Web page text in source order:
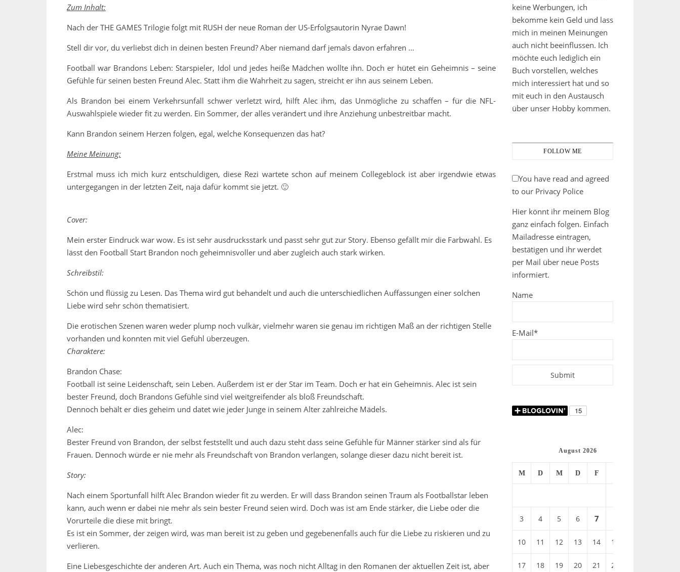
Zum Inhalt:
Nach der THE GAMES Trilogie folgt mit RUSH der neue Roman der US-Erfolgsautorin Nyrae Dawn!
Stell dir vor, du verliebst dich in deinen besten Freund? Aber niemand darf jemals davon erfahren …
Football war Brandons Leben: Starspieler, Idol und jedes heiße Mädchen wollte ihn. Doch er hütet ein Geheimnis – seine
Gefühle für seinen besten Freund Alec. Statt ihm die Wahrheit zu sagen, streicht er ihn aus seinem Leben.
Als Brandon bei einem Verkehrsunfall schwer verletzt wird, hilft Alec ihm, das Unmögliche zu schaffen – für die NFL-
Auswahlspiele wieder fit zu werden. Ein Sommer, der alles verändert und ihre Anziehung unbestreitbar macht.
Kann Brandon seinem Herzen folgen, egal, welche Konsequenzen das hat?
Meine Meinung:
Erstmal muss ich mich kurz entschuldigen, diese Rezi wartete schon auf meinem Collegeblock ist aber irgendwie etwas
untergegangen in der letzten Zeit, naja dafür kommt sie jetzt. 🙂
Cover:
Mein erster Eindruck war wow. Es ist sehr ausdrucksstark und passt sehr gut zur Story. Ebenso gefällt mir die Farbwahl. Es
lässt den Football Start Brandon noch geheimnisvoller und aber zugleich auch stark wirken.
Schreibstil:
Schön und flüssig zu Lesen. Das Thema wird gut behandelt und auch die unterschiedlichen Auffassungen einer solchen
Liebe wird sehr schön thematisiert.
Die erotischen Szenen waren weder plump noch vulkär, vielmehr waren sie genau im richtigen Maß an der richtigen Stelle
vorhanden und konnten mit viel Gefühl überzeugen.
Charaktere:
Brandon Chase:
Football ist seine Leidenschaft, sein Leben. Außerdem ist er der Star im Team. Doch er hat ein Geheimnis. Alec ist sein
bester Freund, doch Brandons Gefühle sind viel weitgreifender als bloß Freundschaft.
Dennoch behält er dies geheim und datet wie jeder Junge in seinem Alter zahlreiche Mädels.
Alec:
Bester Freund von Brandon, der selbst feststellt und auch dazu steht dass seine Gefühle für Männer stärker sind als für
Frauen. Dennoch würde er nie mehr als Freundschaft von Brandon verlangen, solange dieser dazu nicht bereit ist.
Story:
Nach einem Sportunfall hilft Alec Brandon wieder fit zu werden. Er will dass Brandon seinen Traum als Footballstar leben
kann, auch wenn er dabei nie mehr als sein bester Freund seien wird. Doch was ist am Ende stärker, die Liebe oder die
Vorurteile die diese mit bringt.
Es ist ein Sommer, der zeigen wird, was man bereit ist zu geben und gegebenenfalls auch für die Liebe zu riskieren und zu
verlieren.
Eine Liebesgeschichte der anderen Art. Auch ein Thema, was noch nicht Alltag in den Romanen der aktuellen Zeit ist, aber
keine Werbungen, ich
bekomme kein Geld und lass
mich in meinen Meinungen
auch nicht beeinflussen. Ich
möchte euch lediglich ein
Buch vorstellen, welches
mich interessiert hat und so
mit euch in den Austausch
über unser Hobby kommen.
FOLLOW ME
You have read and agreed
to our Privacy Police
Hier könnt ihr meinem Blog
ganz einfach folgen. Einfach
Mailadresse eintragen,
bestätigen und ihr werdet
per Mail über neue Posts
informiert.
Name
E-Mail*
August 2026
M D M D F
3 4 5 6 7
10 11 12 13 14 15
17 18 19 20 21 22